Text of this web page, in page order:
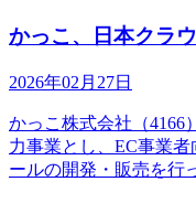
かっこ、日本クラ
2026年02月27日
かっこ株式会社（4166
力事業とし、EC事業
ールの開発・販売を行